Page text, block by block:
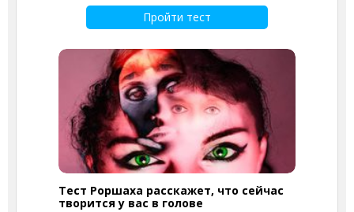
Пройти тест
Тест Роршаха расскажет, что сейчас
творится у вас в голове